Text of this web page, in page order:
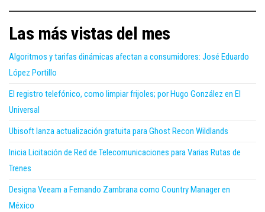
Las más vistas del mes
Algoritmos y tarifas dinámicas afectan a consumidores: José Eduardo
López Portillo
El registro telefónico, como limpiar frijoles; por Hugo González en El
Universal
Ubisoft lanza actualización gratuita para Ghost Recon Wildlands
Inicia Licitación de Red de Telecomunicaciones para Varias Rutas de
Trenes
Designa Veeam a Fernando Zambrana como Country Manager en
México